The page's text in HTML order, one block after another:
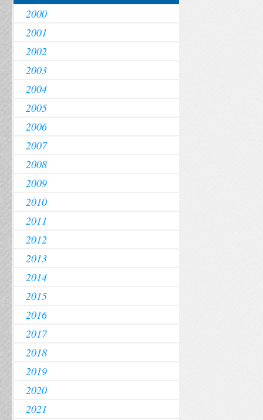
2000
2001
2002
2003
2004
2005
2006
2007
2008
2009
2010
2011
2012
2013
2014
2015
2016
2017
2018
2019
2020
2021